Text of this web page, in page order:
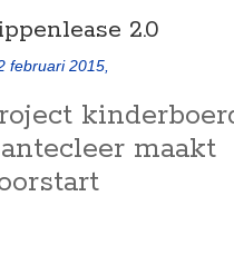
2.0
februari 2015,
maakt